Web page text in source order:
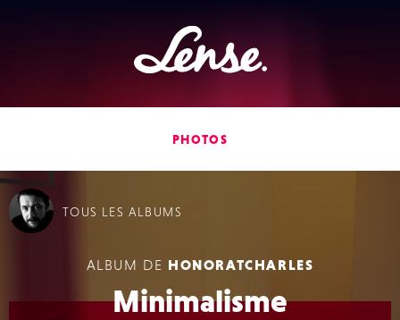
Lense
PHOTOS
ALBUM DE HONORATCHARLES
Minimalisme
lire la suite
TOUS LES ALBUMS